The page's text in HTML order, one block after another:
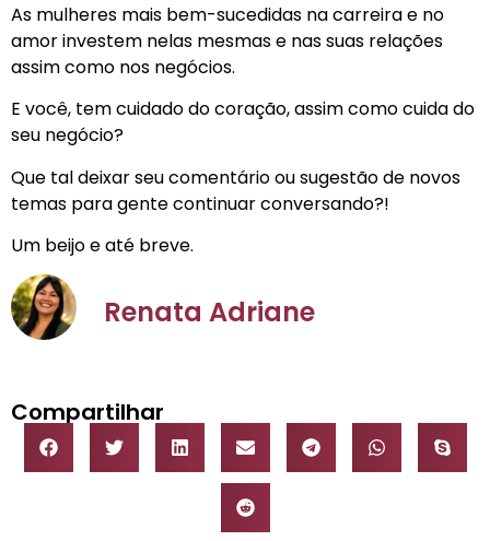
As mulheres mais bem-sucedidas na carreira e no
amor investem nelas mesmas e nas suas relações
assim como nos negócios.
E você, tem cuidado do coração, assim como cuida do
seu negócio?
Que tal deixar seu comentário ou sugestão de novos
temas para gente continuar conversando?!
Um beijo e até breve.
Renata Adriane
Compartilhar